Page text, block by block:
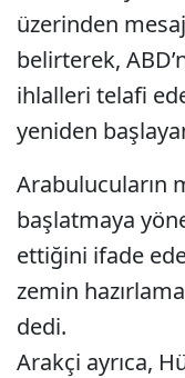
üzerinden
belirterek,
ihlalleri telafi
yeniden
Arabulucuların
başlatmaya
ettiğini ifade
zemin
dedi.
Arakçi ayrıca,